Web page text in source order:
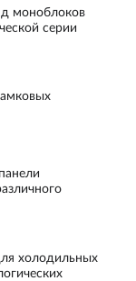
моноблоков
серии
холодильных